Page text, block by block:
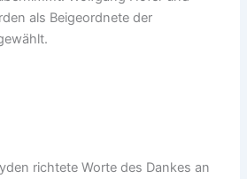
als Beigeordnete der
richtete Worte des Dankes an